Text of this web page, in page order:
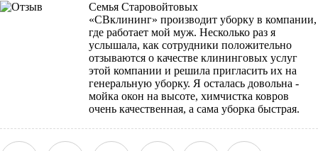
Семья Старовойтовых
«СВклининг» производит уборку в компании,
где работает мой муж. Несколько раз я
услышала, как сотрудники положительно
отзываются о качестве клининговых услуг
этой компании и решила пригласить их на
генеральную уборку. Я осталась довольна -
мойка окон на высоте, химчистка ковров
очень качественная, а сама уборка быстрая.